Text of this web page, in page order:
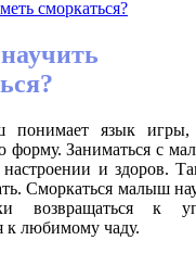
понимает язык игры,
форму. Заниматься с
и здоров.
Сморкаться малыш
возвращаться к
к любимому чаду.